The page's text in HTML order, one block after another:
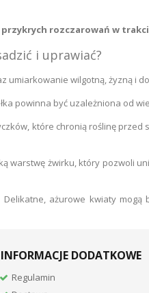
rozczarowań w
i uprawiać?
umiarkowanie wilgotną, żyzną i
powinna być uzależniona od
które chronią roślinę przed
warstwę żwirku, który pozwoli
ażurowe kwiaty
INFORMACJE DODATKOWE
Regulamin